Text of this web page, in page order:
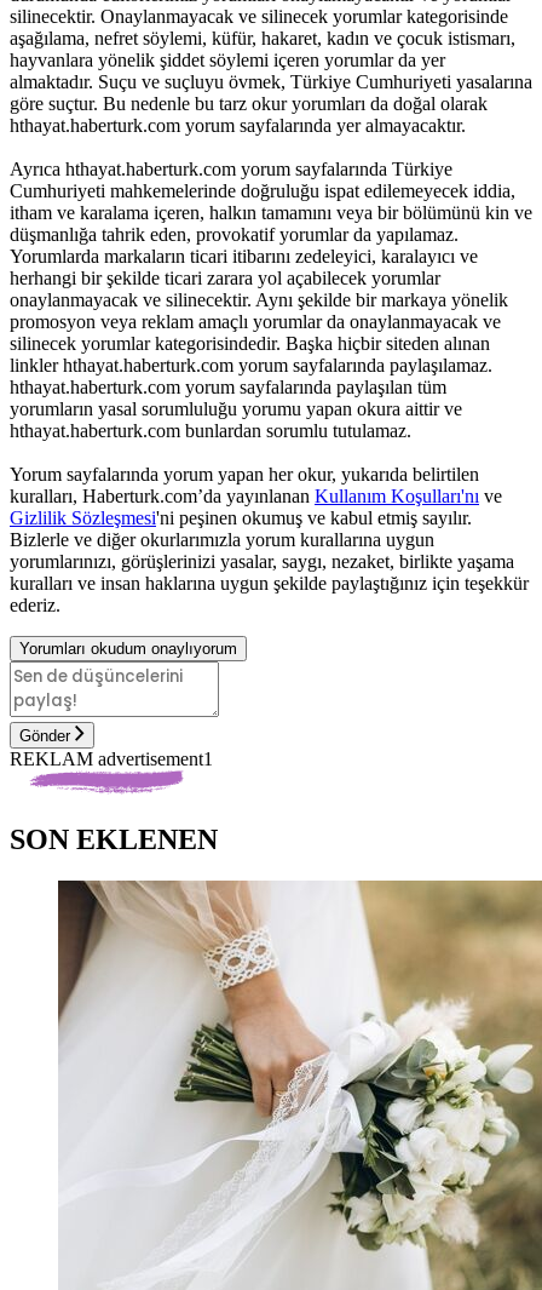
silinecektir. Onaylanmayacak ve silinecek yorumlar kategorisinde
aşağılama, nefret söylemi, küfür, hakaret, kadın ve çocuk istismarı,
hayvanlara yönelik şiddet söylemi içeren yorumlar da yer
almaktadır. Suçu ve suçluyu övmek, Türkiye Cumhuriyeti yasalarına
göre suçtur. Bu nedenle bu tarz okur yorumları da doğal olarak
hthayat.haberturk.com yorum sayfalarında yer almayacaktır.
Ayrıca hthayat.haberturk.com yorum sayfalarında Türkiye
Cumhuriyeti mahkemelerinde doğruluğu ispat edilemeyecek iddia,
itham ve karalama içeren, halkın tamamını veya bir bölümünü kin ve
düşmanlığa tahrik eden, provokatif yorumlar da yapılamaz.
Yorumlarda markaların ticari itibarını zedeleyici, karalayıcı ve
herhangi bir şekilde ticari zarara yol açabilecek yorumlar
onaylanmayacak ve silinecektir. Aynı şekilde bir markaya yönelik
promosyon veya reklam amaçlı yorumlar da onaylanmayacak ve
silinecek yorumlar kategorisindedir. Başka hiçbir siteden alınan
linkler hthayat.haberturk.com yorum sayfalarında paylaşılamaz.
hthayat.haberturk.com yorum sayfalarında paylaşılan tüm
yorumların yasal sorumluluğu yorumu yapan okura aittir ve
hthayat.haberturk.com bunlardan sorumlu tutulamaz.
Yorum sayfalarında yorum yapan her okur, yukarıda belirtilen
kuralları, Haberturk.com’da yayınlanan Kullanım Koşulları'nı ve
Gizlilik Sözleşmesi'ni peşinen okumuş ve kabul etmiş sayılır.
Bizlerle ve diğer okurlarımızla yorum kurallarına uygun
yorumlarınızı, görüşlerinizi yasalar, saygı, nezaket, birlikte yaşama
kuralları ve insan haklarına uygun şekilde paylaştığınız için teşekkür
ederiz.
Yorumları okudum onaylıyorum
Gönder
REKLAM advertisement1
SON EKLENEN